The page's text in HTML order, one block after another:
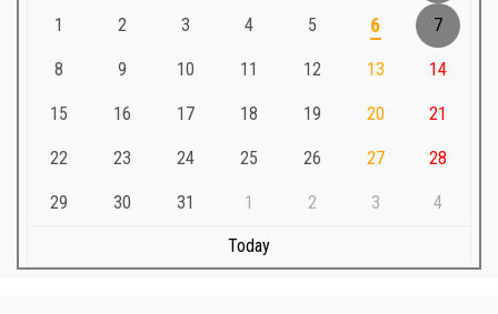
1 2 3 4 5 6 7
8 9 10 11 12 13 14
15 16 17 18 19 20 21
22 23 24 25 26 27 28
29 30 31 1 2 3 4
Today